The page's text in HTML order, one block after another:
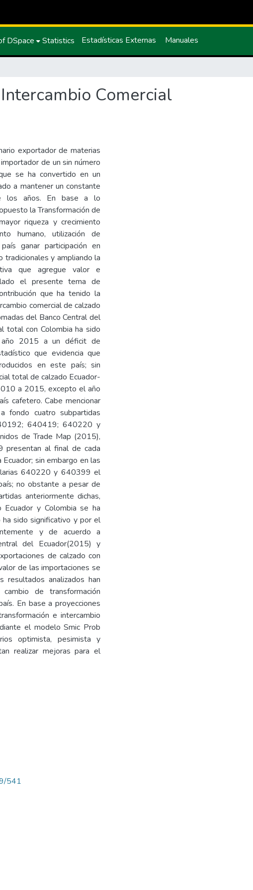
DSpace Statistics Estadísticas Externas Manuales
Comercial
exportador de materias
de un sin número
se ha convertido en un
a mantener un constante
los años. En base a lo
la Transformación de
riqueza y crecimiento
humano, utilización de
ganar participación en
tradicionales y ampliando la
que agregue valor e
el presente tema de
que ha tenido la
comercial de calzado
del Banco Central del
total con Colombia ha sido
año 2015 a un déficit de
que evidencia que
en este país; sin
total de calzado Ecuador-
a 2015, excepto el año
cafetero. Cabe mencionar
fondo cuatro subpartidas
640419; 640220 y
de Trade Map (2015),
presentan al final de cada
sin embargo en las
640220 y 640399 el
no obstante a pesar de
anteriormente dichas,
y Colombia se ha
sido significativo y por el
y de acuerdo a
del Ecuador(2015) y
de calzado con
de las importaciones se
resultados analizados han
de transformación
En base a proyecciones
e intercambio
el modelo Smic Prob
optimista, pesimista y
realizar mejoras para el
541